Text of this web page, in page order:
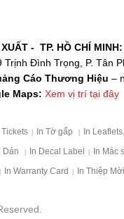
- TP. HỒ CHÍ MINH:
Trịnh Đình Trọng, P. Tân
Cáo Thương Hiệu –
Maps: Xem vị trí tại đây
Tickets In Tờ gấp In
Dán In Decal Label In Mác
In Warranty Card In Thiệp Mời